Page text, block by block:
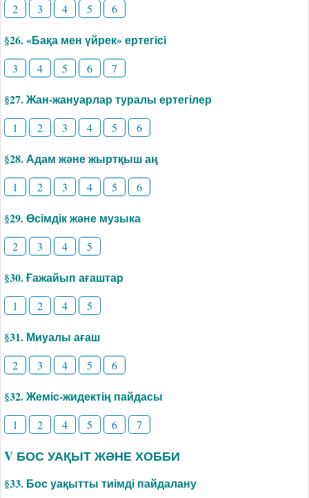
2 3 4 5 6
§26. «Бақа мен үйрек» ертегісі
3 4 5 6 7
§27. Жан-жануарлар туралы ертегілер
1 2 3 4 5 6
§28. Адам және жыртқыш аң
1 2 3 4 5 6
§29. Өсімдік және музыка
2 3 4 5
§30. Ғажайып ағаштар
1 2 4 5
§31. Миуалы ағаш
2 3 4 5 6
§32. Жеміс-жидектің пайдасы
1 2 4 5 6 7
V БОС УАҚЫТ ЖӘНЕ ХОББИ
§33. Бос уақытты тиімді пайдалану